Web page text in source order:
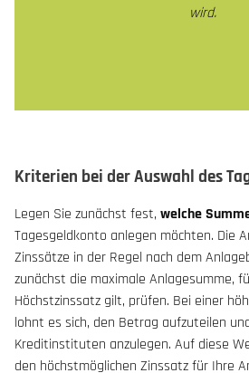
wird.
Kriterien bei der Auswahl des
Legen Sie zunächst fest, welche
Tagesgeldkonto anlegen möchten. Die
Zinssätze in der Regel nach dem
zunächst die maximale Anlagesumme,
Höchstzinssatz gilt, prüfen. Bei einer
lohnt es sich, den Betrag aufzuteilen
Kreditinstituten anzulegen. Auf diese
den höchstmöglichen Zinssatz für Ihre